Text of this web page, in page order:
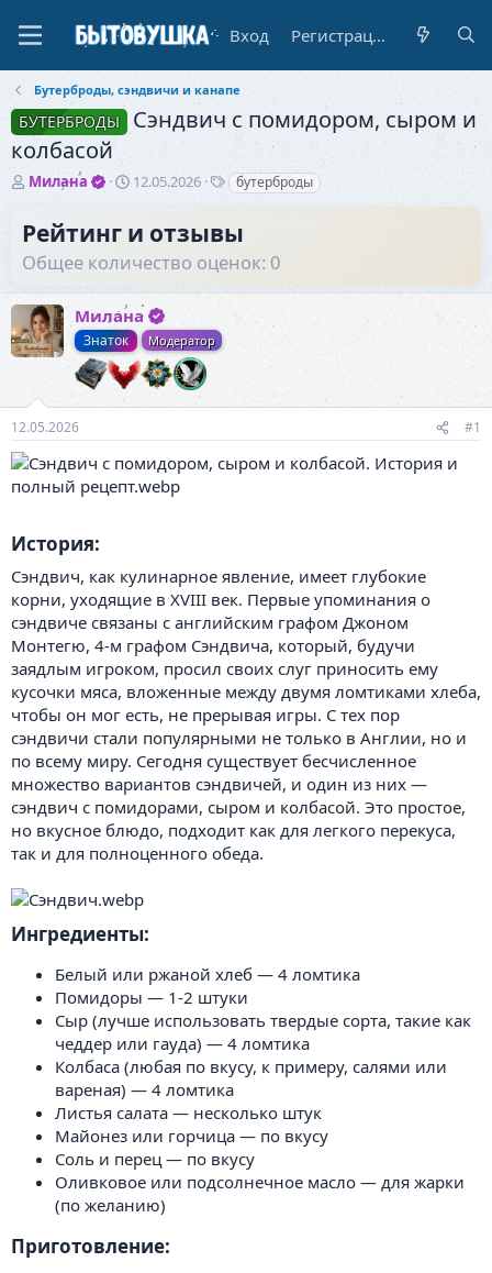
Вход Регистрация
Бутерброды, сэндвичи и канапе
БУТЕРБРОДЫ
Сэндвич с помидором, сыром и
колбасой
А
о
р
е
м
ы
Милана
Д
а
н
ч
а
л
а
12.05.2026
Т
и
бутерброды
Рейтинг и отзывы
Общее количество оценок: 0
Милана
Знаток Модератор
12.05.2026 #1
История:​
Сэндвич, как кулинарное явление, имеет глубокие
корни, уходящие в XVIII век. Первые упоминания о
сэндвиче связаны с английским графом Джоном
Монтегю, 4-м графом Сэндвича, который, будучи
заядлым игроком, просил своих слуг приносить ему
кусочки мяса, вложенные между двумя ломтиками хлеба,
чтобы он мог есть, не прерывая игры. С тех пор
сэндвичи стали популярными не только в Англии, но и
по всему миру. Сегодня существует бесчисленное
множество вариантов сэндвичей, и один из них —
сэндвич с помидорами, сыром и колбасой. Это простое,
но вкусное блюдо, подходит как для легкого перекуса,
так и для полноценного обеда.
Ингредиенты:​
Белый или ржаной хлеб — 4 ломтика
Помидоры — 1-2 штуки
Сыр (лучше использовать твердые сорта, такие как
чеддер или гауда) — 4 ломтика
Колбаса (любая по вкусу, к примеру, салями или
вареная) — 4 ломтика
Листья салата — несколько штук
Майонез или горчица — по вкусу
Соль и перец — по вкусу
Оливковое или подсолнечное масло — для жарки
(по желанию)
Приготовление:​